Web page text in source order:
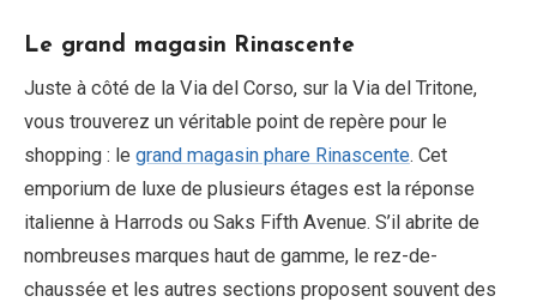
Le grand magasin Rinascente
Juste à côté de la Via del Corso, sur la Via del Tritone,
vous trouverez un véritable point de repère pour le
shopping : le grand magasin phare Rinascente. Cet
emporium de luxe de plusieurs étages est la réponse
italienne à Harrods ou Saks Fifth Avenue. S’il abrite de
nombreuses marques haut de gamme, le rez-de-
chaussée et les autres sections proposent souvent des